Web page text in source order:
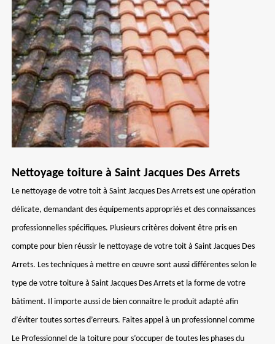
Nettoyage toiture à Saint Jacques Des Arrets
Le nettoyage de votre toit à Saint Jacques Des Arrets est une opération
délicate, demandant des équipements appropriés et des connaissances
professionnelles spécifiques. Plusieurs critères doivent être pris en
compte pour bien réussir le nettoyage de votre toit à Saint Jacques Des
Arrets. Les techniques à mettre en œuvre sont aussi différentes selon le
type de votre toiture à Saint Jacques Des Arrets et la forme de votre
bâtiment. Il importe aussi de bien connaitre le produit adapté afin
d’éviter toutes sortes d’erreurs. Faites appel à un professionnel comme
Le Professionnel de la toiture pour s’occuper de toutes les phases du